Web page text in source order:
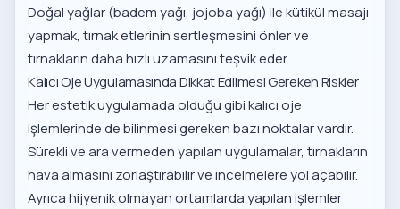
Doğal yağlar (badem yağı, jojoba yağı) ile kütikül masajı
yapmak, tırnak etlerinin sertleşmesini önler ve
tırnakların daha hızlı uzamasını teşvik eder.
Kalıcı Oje Uygulamasında Dikkat Edilmesi Gereken Riskler
Her estetik uygulamada olduğu gibi kalıcı oje
işlemlerinde de bilinmesi gereken bazı noktalar vardır.
Sürekli ve ara vermeden yapılan uygulamalar, tırnakların
hava almasını zorlaştırabilir ve incelmelere yol açabilir.
Ayrıca hijyenik olmayan ortamlarda yapılan işlemler